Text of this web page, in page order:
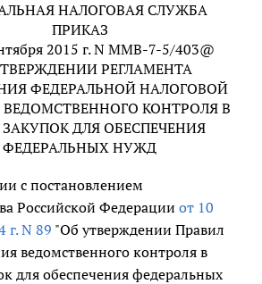
НАЛОГОВАЯ СЛУЖБА
ПРИКАЗ
2015 г. N ММВ-7-5/403@
РЕГЛАМЕНТА
ФЕДЕРАЛЬНОЙ НАЛОГОВОЙ
КОНТРОЛЯ В
ДЛЯ ОБЕСПЕЧЕНИЯ
ФЕДЕРАЛЬНЫХ НУЖД
с постановлением
Российской Федерации от 10
г. N 89 "Об утверждении Правил
ведомственного контроля в
для обеспечения федеральных